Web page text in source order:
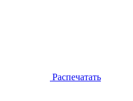
Распечатать